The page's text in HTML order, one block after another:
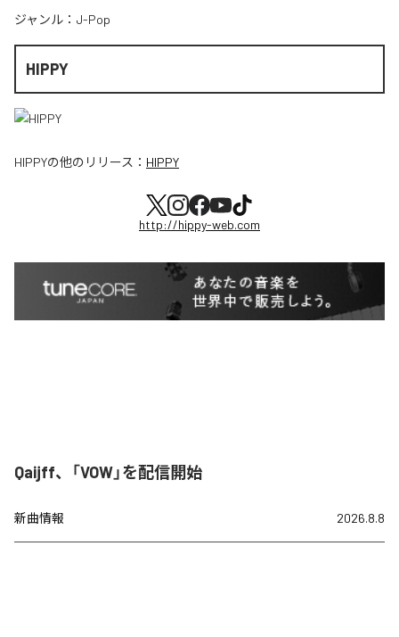
ジャンル： J-Pop
HIPPY
HIPPYの他のリリース： HIPPY
http://hippy-web.com
Qaijff、「VOW」を配信開始
新曲情報 2026.8.8